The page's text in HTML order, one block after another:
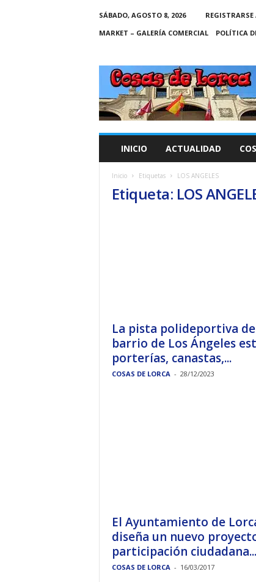
SÁBADO, AGOSTO 8, 2026
MARKET – GALERÍA COMERCIAL
POLÍTICA
C
A
S
INICIO ACTUALIDAD
Inicio Etiquetas LOS ANGELES
Etiqueta: LOS
La pista polideportiva
barrio de Los Ángeles
porterías, canastas,...
COSAS DE LORCA - 28/12/2023
El Ayuntamiento de
diseña un nuevo
participación ciudadana...
COSAS DE LORCA - 16/03/2017